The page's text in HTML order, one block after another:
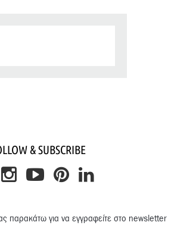
& SUBSCRIBE
παρακάτω για να εγγραφείτε στο newsletter